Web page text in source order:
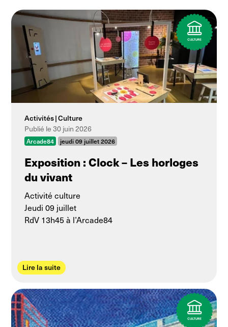
Activités Culture
Publié le 30 juin 2026
Arcade84 jeudi 09 juillet 2026
Exposition : Clock – Les horloges
du vivant
Activité culture
Jeudi 09 juillet
RdV 13h45 à l’Arcade84
Lire la suite